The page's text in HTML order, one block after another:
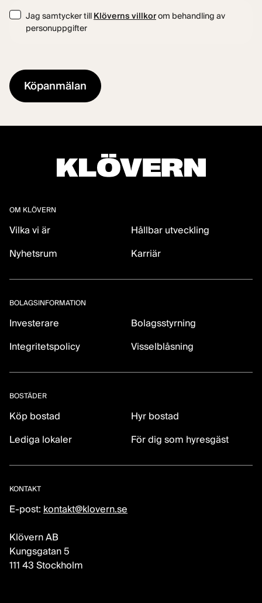
ConsentJag samtycker till Klöverns villkorom behandling av
personuppgifter
OM KLÖVERN
Vilka vi är
Hållbar utveckling
Nyhetsrum
Karriär
BOLAGSINFORMATION
Investerare
Bolagsstyrning
Integritetspolicy
Visselblåsning
BOSTÄDER
Köp bostad
Hyr bostad
Lediga lokaler
För dig som hyresgäst
KONTAKT
E-post: kontakt@klovern.se
Klövern AB
Kungsgatan 5
111 43 Stockholm